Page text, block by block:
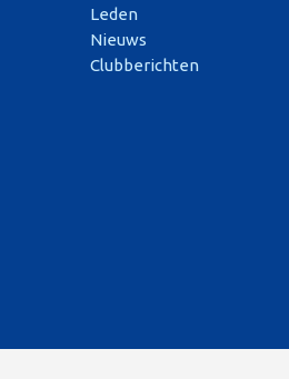
Leden
Nieuws
Clubberichten